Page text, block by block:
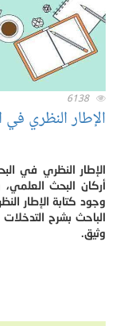
6138
الإطار النظري
الإطار النظري في
أركان البحث
وجود كتابة الإطار
الباحث بشرح التدخلات
وثيق.